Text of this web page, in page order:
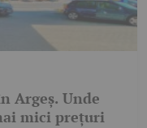
Argeș. Unde
mici prețuri